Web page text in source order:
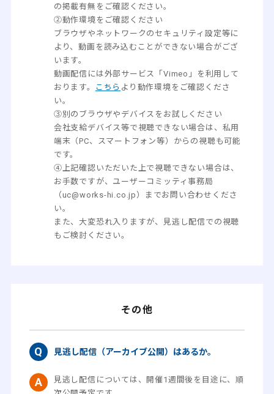
の掲載有無をご確認ください。
②動作環境をご確認ください
ブラウザやネットワークのセキュリティ設定等に
より、動画を読み込むことができない場合がござ
います。
動画配信には外部サービス「Vimeo」を利用して
おります。
こちら より動作環境をご確認くださ
い。
③別のブラウザやデバイスをお試しください
会社支給デバイス等で視聴できない場合は、私用
端末（PC、スマートフォン等）からの視聴も可能
です。
④上記確認いただいた上で視聴できない場合は、
お手数ですが、ユーザーコミッティ事務局
（uc@works-hi.co.jp）までお問い合わせくださ
い。
また、大変恐れ入りますが、見逃し配信での視聴
もご検討ください。
その他
見逃し配信（アーカイブ公開）はあるか。
見逃し配信については、開催1週間後を目途に、順